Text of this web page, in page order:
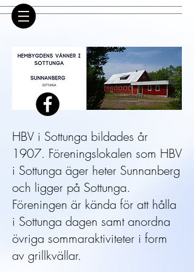
HBV i Sottunga bildades år
1907. Föreningslokalen som HBV
i Sottunga äger heter Sunnanberg
och ligger på Sottunga.
Föreningen är kända för att hålla
i Sottunga dagen samt anordna
övriga sommaraktiviteter i form
av grillkvällar.